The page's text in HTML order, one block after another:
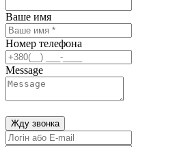
Ваше имя
Номер телефона
Message
Жду звонка